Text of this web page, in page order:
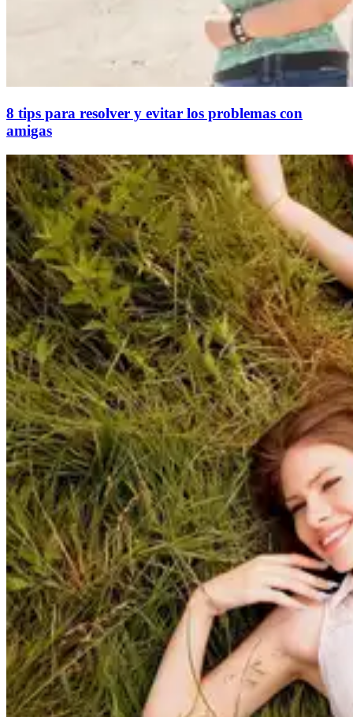
8 tips para resolver y evitar los problemas con
amigas